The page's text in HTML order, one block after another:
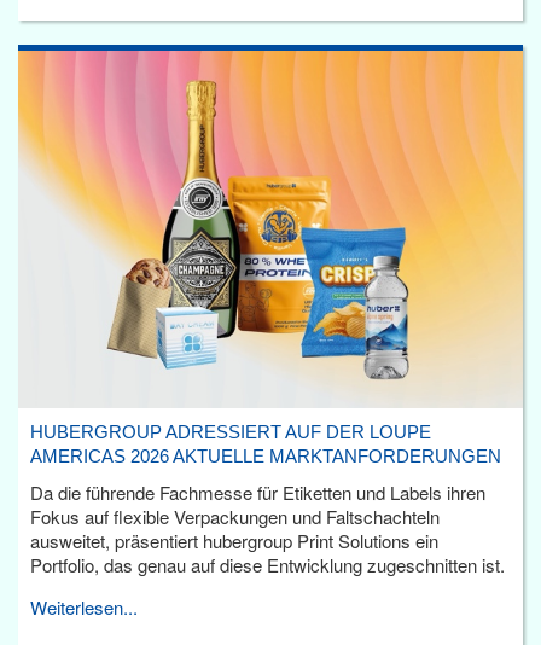
HUBERGROUP ADRESSIERT AUF DER LOUPE
AMERICAS 2026 AKTUELLE MARKTANFORDERUNGEN
Da die führende Fachmesse für Etiketten und Labels ihren
Fokus auf flexible Verpackungen und Faltschachteln
ausweitet, präsentiert hubergroup Print Solutions ein
Portfolio, das genau auf diese Entwicklung zugeschnitten ist.
Weiterlesen...